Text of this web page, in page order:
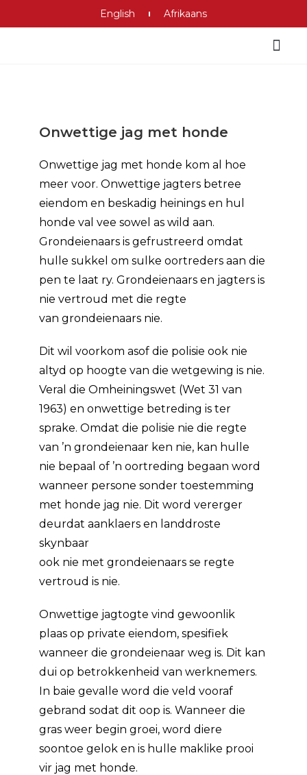
English Afrikaans
Onwettige jag met honde
Onwettige jag met honde kom al hoe
meer voor. Onwettige jagters betree
eiendom en beskadig heinings en hul
honde val vee sowel as wild aan.
Grondeienaars is gefrustreerd omdat
hulle sukkel om sulke oortreders aan die
pen te laat ry. Grondeienaars en jagters is
nie vertroud met die regte
van grondeienaars nie.
Dit wil voorkom asof die polisie ook nie
altyd op hoogte van die wetgewing is nie.
Veral die Omheiningswet (Wet 31 van
1963) en onwettige betreding is ter
sprake. Omdat die polisie nie die regte
van ’n grondeienaar ken nie, kan hulle
nie bepaal of ’n oortreding begaan word
wanneer persone sonder toestemming
met honde jag nie. Dit word vererger
deurdat aanklaers en landdroste
skynbaar
ook nie met grondeienaars se regte
vertroud is nie.
Onwettige jagtogte vind gewoonlik
plaas op private eiendom, spesifiek
wanneer die grondeienaar weg is. Dit kan
dui op betrokkenheid van werknemers.
In baie gevalle word die veld vooraf
gebrand sodat dit oop is. Wanneer die
gras weer begin groei, word diere
soontoe gelok en is hulle maklike prooi
vir jag met honde.